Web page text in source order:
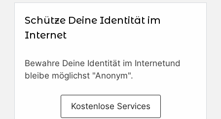
Schütze Deine Identität im
Internet
Bewahre Deine Identität im Internetund
bleibe möglichst "Anonym".
Kostenlose Services